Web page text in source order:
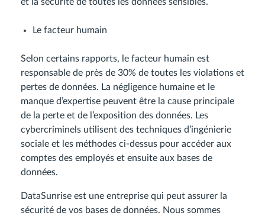
Le facteur humain
Selon certains rapports, le facteur humain est
responsable de près de 30% de toutes les violations et
pertes de données. La négligence humaine et le
manque d’expertise peuvent être la cause principale
de la perte et de l’exposition des données. Les
cybercriminels utilisent des techniques d’ingénierie
sociale et les méthodes ci-dessus pour accéder aux
comptes des employés et ensuite aux bases de
données.
DataSunrise est une entreprise qui peut assurer la
sécurité de vos bases de données. Nous sommes